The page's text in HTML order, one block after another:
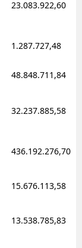
23.083.922,60
1.287.727,48
48.848.711,84
32.237.885,58
436.192.276,70
15.676.113,58
13.538.785,83